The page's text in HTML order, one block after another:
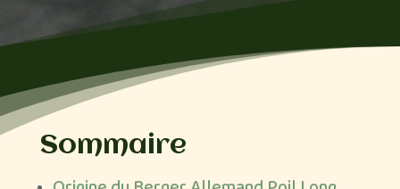
Sommaire